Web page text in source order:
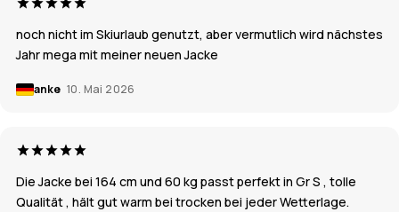
noch nicht im Skiurlaub genutzt, aber vermutlich wird nächstes
Jahr mega mit meiner neuen Jacke
anke 10. Mai 2026
Die Jacke bei 164 cm und 60 kg passt perfekt in Gr S , tolle
Qualität , hält gut warm bei trocken bei jeder Wetterlage.